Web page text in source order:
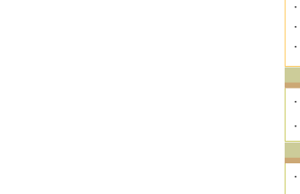
・
・
・
・
・
・